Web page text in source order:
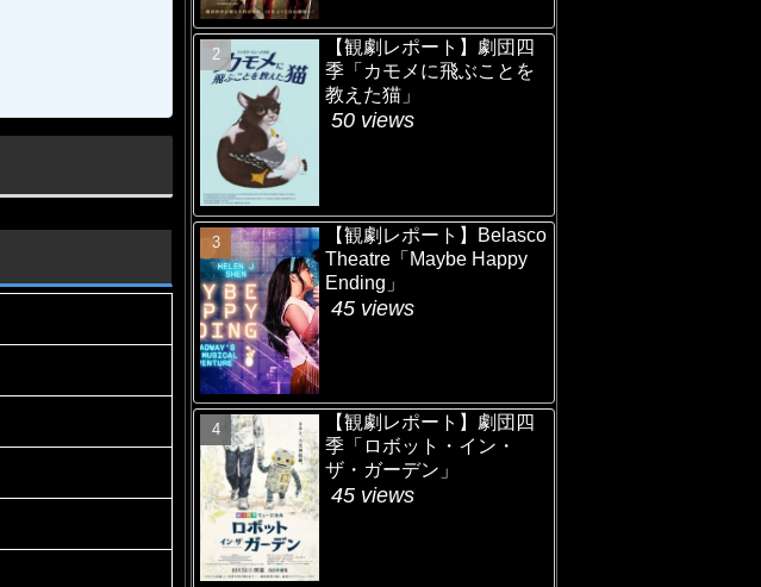
【観劇レポート】劇団四
季「カモメに飛ぶことを
教えた猫」
50 views
【観劇レポート】Belasco
Theatre「Maybe Happy
Ending」
45 views
【観劇レポート】劇団四
季「ロボット・イン・
ザ・ガーデン」
45 views